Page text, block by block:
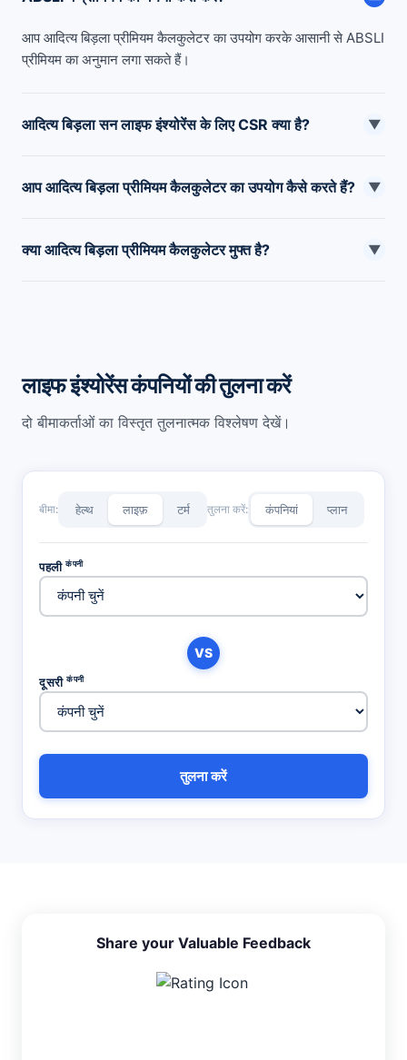
आप आदित्य बिड़ला प्रीमियम कैलकुलेटर का उपयोग करके आसानी से ABSLI
प्रीमियम का अनुमान लगा सकते हैं।
आदित्य बिड़ला सन लाइफ इंश्योरेंस के लिए CSR क्या है? ▼
का प्रभावशाली दावा निपटान अनुपात है।
आप आदित्य बिड़ला प्रीमियम कैलकुलेटर का उपयोग कैसे करते हैं? ▼
आधिकारिक वेबसाइट पर जाएं और प्रीमियम कैलकुलेटर सेक्शन में जाएं।
क्या आदित्य बिड़ला प्रीमियम कैलकुलेटर मुफ्त है? ▼
लाइफ इंश्योरेंस कंपनियों की तुलना करें
दो बीमाकर्ताओं का विस्तृत तुलनात्मक विश्लेषण देखें।
बीमा: हेल्थ लाइफ़ टर्म तुलना करें: कंपनियां प्लान
पहली कंपनी
VS
दूसरी कंपनी
तुलना करें
Share your Valuable Feedback